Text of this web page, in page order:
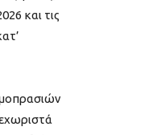
και τις